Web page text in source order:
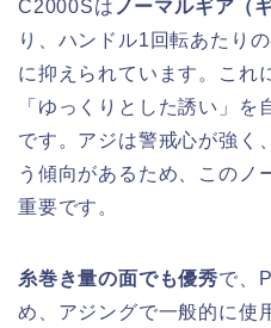
C2000Sは ノーマルギア（
り、ハンドル1回転あたり
に抑えられています。これ
「ゆっくりとした誘い」
です。アジは警戒心が強く
う傾向があるため、このノ
重要です。
糸巻き量の面でも優秀で、
め、アジングで一般的に使